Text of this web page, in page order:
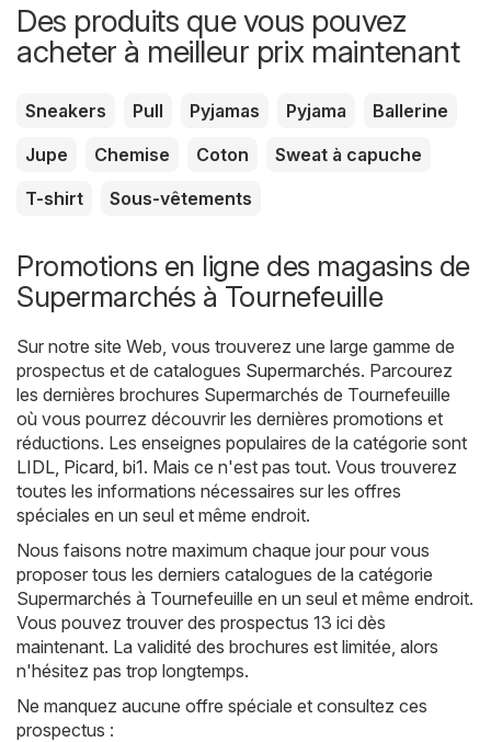
Des produits que vous pouvez
acheter à meilleur prix maintenant
Sneakers Pull Pyjamas Pyjama
Ballerine
Jupe
Chemise Coton
Sweat à capuche
T-shirt
Sous-vêtements
Promotions en ligne des magasins de
Supermarchés à Tournefeuille
Sur notre site Web, vous trouverez une large gamme de
prospectus et de catalogues Supermarchés. Parcourez
les dernières brochures Supermarchés de Tournefeuille
où vous pourrez découvrir les dernières promotions et
réductions. Les enseignes populaires de la catégorie sont
LIDL Picard bi1. Mais ce n'est pas tout. Vous trouverez
toutes les informations nécessaires sur les offres
spéciales en un seul et même endroit.
Nous faisons notre maximum chaque jour pour vous
proposer tous les derniers catalogues de la catégorie
Supermarchés à Tournefeuille en un seul et même endroit.
Vous pouvez trouver des prospectus 13 ici dès
maintenant. La validité des brochures est limitée, alors
n'hésitez pas trop longtemps.
Ne manquez aucune offre spéciale et consultez ces
prospectus :